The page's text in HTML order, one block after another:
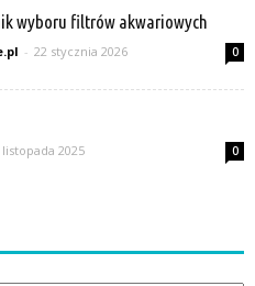
wyboru filtrów akwariowych
- 22 stycznia 2026 0
listopada 2025 0